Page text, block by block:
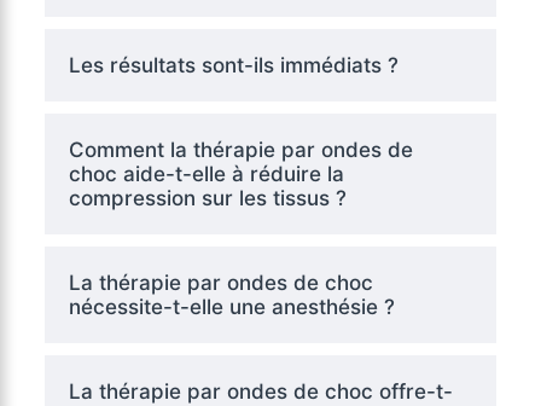
Les résultats sont-ils immédiats ?
Comment la thérapie par ondes de
choc aide-t-elle à réduire la
compression sur les tissus ?
La thérapie par ondes de choc
nécessite-t-elle une anesthésie ?
La thérapie par ondes de choc offre-t-